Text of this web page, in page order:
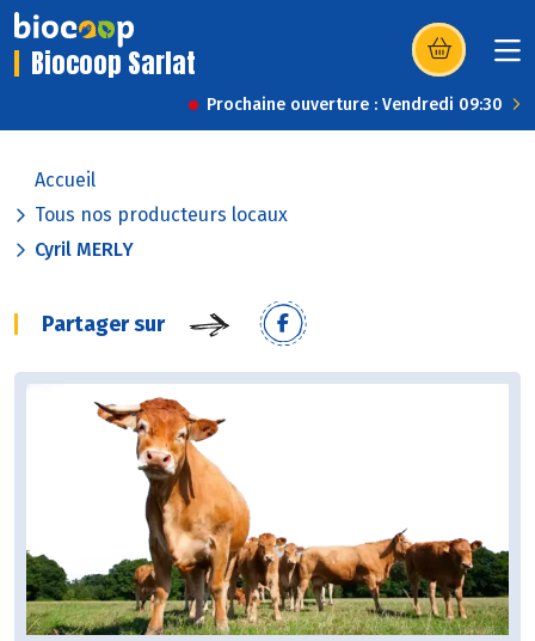
Biocoop Sarlat (s’ouvre dans
Prochaine ouverture : Vendredi 09:30
Accueil
Tous nos producteurs locaux
Cyril MERLY
Partager sur